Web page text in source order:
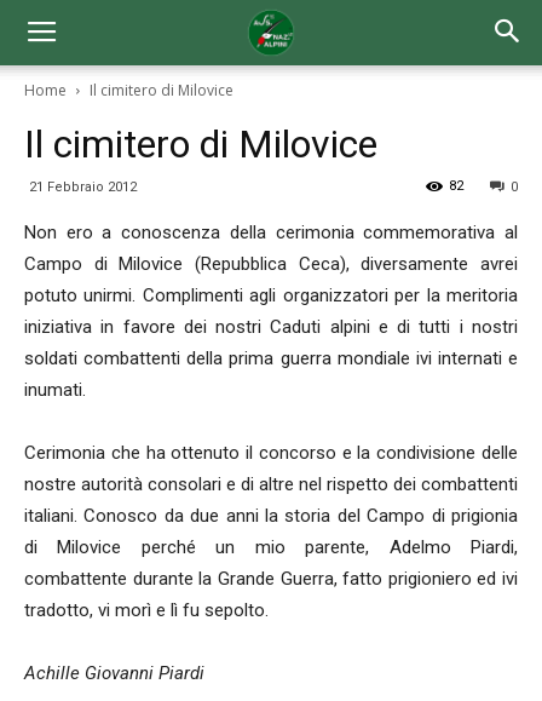
Home Il cimitero di Milovice
Il cimitero di Milovice
21 Febbraio 2012 0
82
Non ero a conoscenza della cerimonia commemorativa al
Campo di Milovice (Repubblica Ceca), diversamente avrei
potuto unirmi. Complimenti agli organizzatori per la meritoria
iniziativa in favore dei nostri Caduti alpini e di tutti i nostri
soldati combattenti della prima guerra mondiale ivi internati e
inumati.
Cerimonia che ha ottenuto il concorso e la condivisione delle
nostre autorità consolari e di altre nel rispetto dei combattenti
italiani. Conosco da due anni la storia del Campo di prigionia
di Milovice perché un mio parente, Adelmo Piardi,
combattente durante la Grande Guerra, fatto prigioniero ed ivi
tradotto, vi morì e lì fu sepolto.
Achille Giovanni Piardi